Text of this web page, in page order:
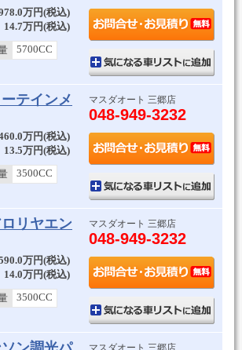
万円(税込)
14.7万円(税込)
5700CC
テインメ
万円(税込)
13.5万円(税込)
3500CC
マスダオート 三郷店
048-949-3232
リヤエン
万円(税込)
14.0万円(税込)
3500CC
マスダオート 三郷店
048-949-3232
マスダオート 三郷店